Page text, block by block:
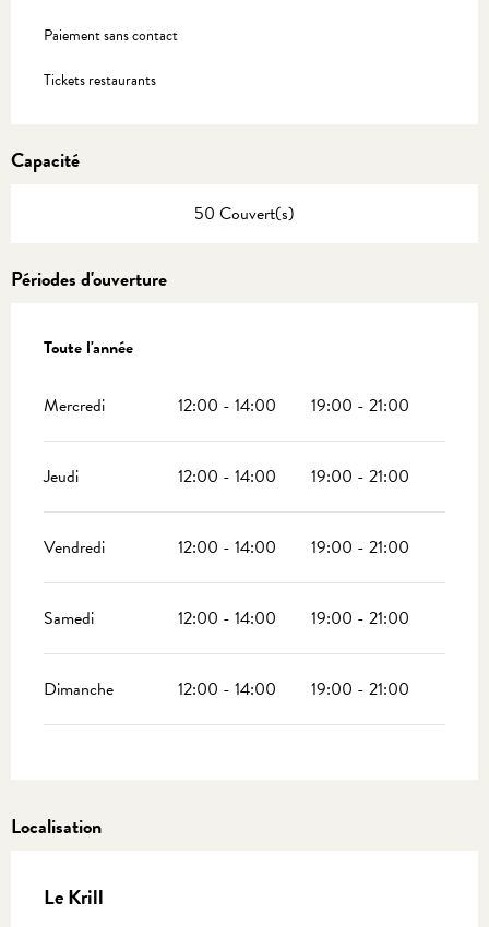
Paiement sans contact
Tickets restaurants
Capacité
50 Couvert(s)
Périodes d'ouverture
Toute l'année
Toute l'année
Mercredi 12:00 - 14:00 19:00 - 21:00
Jeudi 12:00 - 14:00 19:00 - 21:00
Vendredi 12:00 - 14:00 19:00 - 21:00
Samedi 12:00 - 14:00 19:00 - 21:00
Dimanche 12:00 - 14:00 19:00 - 21:00
Localisation
Le Krill